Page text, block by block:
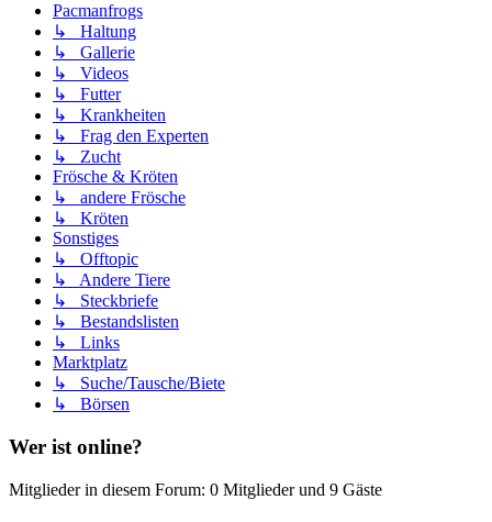
Pacmanfrogs
↳ Haltung
↳ Gallerie
↳ Videos
↳ Futter
↳ Krankheiten
↳ Frag den Experten
↳ Zucht
Frösche & Kröten
↳ andere Frösche
↳ Kröten
Sonstiges
↳ Offtopic
↳ Andere Tiere
↳ Steckbriefe
↳ Bestandslisten
↳ Links
Marktplatz
↳ Suche/Tausche/Biete
↳ Börsen
Wer ist online?
Mitglieder in diesem Forum: 0 Mitglieder und 9 Gäste